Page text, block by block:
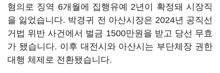
혐의로 징역 6개월에 집행유예 2년이 확정돼 시장직
을 잃었습니다. 박경귀 전 아산시장은 2024년 공직선
거법 위반 사건에서 벌금 1500만원을 받고 당선 무효
가 됐습니다. 이후 대전시와 아산시는 부단체장 권한
대행 체제로 전환됐습니다.